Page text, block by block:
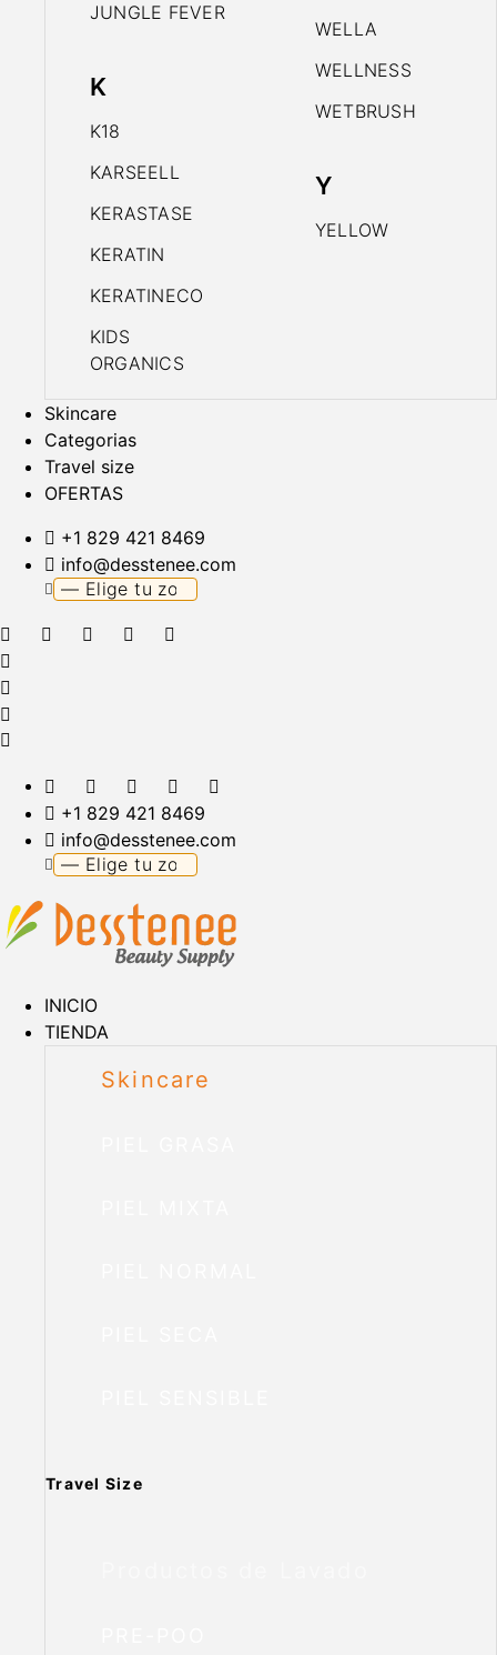
JUNGLE FEVER
K
K18
KARSEELL
KERASTASE
KERATIN
KERATINECO
KIDS
ORGANICS
WELLA
WELLNESS
WETBRUSH
Y
YELLOW
Skincare
Categorias
Travel size
OFERTAS
+1 829 421 8469
info@desstenee.com
+1 829 421 8469
info@desstenee.com
INICIO
TIENDA
Skincare
Travel Size